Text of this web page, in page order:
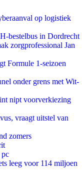
op logistiek
bestelbus in Dordrecht
zorgprofessional Jan
Formule 1-seizoen
onder grens met Wit-
nipt voorverkiezing
vraagt uitstel van
zomers
pc
leeg voor 114 miljoen